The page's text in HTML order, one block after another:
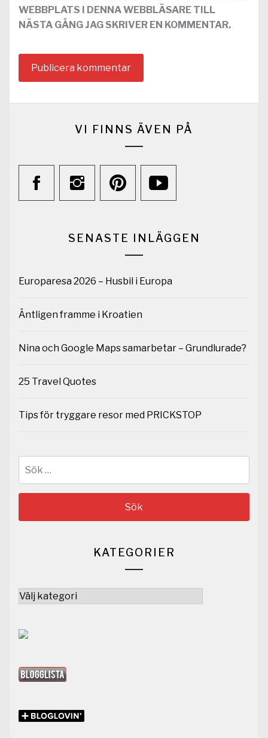
WEBBPLATS I DENNA WEBBLÄSARE TILL
NÄSTA GÅNG JAG SKRIVER EN KOMMENTAR.
VI FINNS ÄVEN PÅ
SENASTE INLÄGGEN
Europaresa 2026 – Husbil i Europa
Äntligen framme i Kroatien
Nina och Google Maps samarbetar – Grundlurade?
25 Travel Quotes
Tips för tryggare resor med PRICKSTOP
KATEGORIER
Kategorier